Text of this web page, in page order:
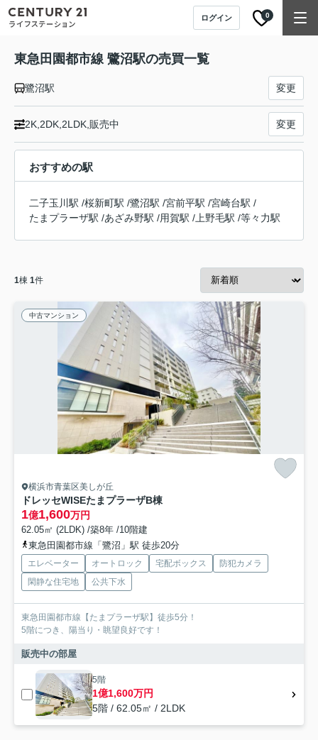
ログイン 0
東急田園都市線 鷺沼駅の売買一覧
鷺沼駅 変更
2K,2DK,2LDK,販売中 変更
おすすめの駅
二子玉川駅 /桜新町駅 /鷺沼駅 /宮前平駅 /宮崎台駅 /
たまプラーザ駅 /あざみ野駅 /用賀駅 / 上野毛駅 /等々力駅
1棟 1件
中古マンション
横浜市青葉区美しが丘
ドレッセWISEたまプラーザB棟
1億1,600万円
62.05㎡ (2LDK) /築8年 /10階建
東急田園都市線「鷺沼」駅 徒歩20分
エレベーター オートロック 宅配ボックス
防犯カメラ
閑静な住宅地
公共下水
東急田園都市線【たまプラーザ駅】徒歩5分！
5階につき、陽当り・眺望良好です！
販売中の部屋
5階
1億1,600万円
5階 / 62.05㎡ / 2LDK